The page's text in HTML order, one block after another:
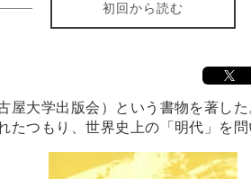
初回から読む
屋大学出版会）という書物を著し
たつもり、世界史上の「明代」を問